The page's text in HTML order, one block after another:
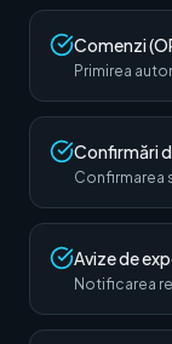
Comenzi
Primirea
Confirmări
Confirmarea
Avize de
Notificarea